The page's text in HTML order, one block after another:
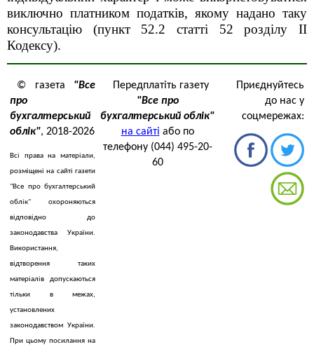
виключно платником податків, якому надано таку
консультацію (пункт 52.2 статті 52 розділу ІІ
Кодексу).
© газета "Все
про
бухгалтерський
облік", 2018-2026
Всі права на матеріали,
розміщені на сайті газети
"Все про бухгалтерський
облік" охороняються
відповідно до
законодавства України.
Використання,
відтворення таких
матеріалів допускаються
тільки в межах,
установлених
законодавством України.
При цьому посилання на
Передплатіть газету
"Все про
бухгалтерський облік"
на сайті або по
телефону (044) 495-20-
60
Приєднуйтесь
до нас у
соцмережах: